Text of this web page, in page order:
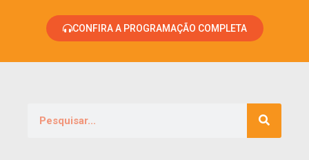
CONFIRA A PROGRAMAÇÃO COMPLETA